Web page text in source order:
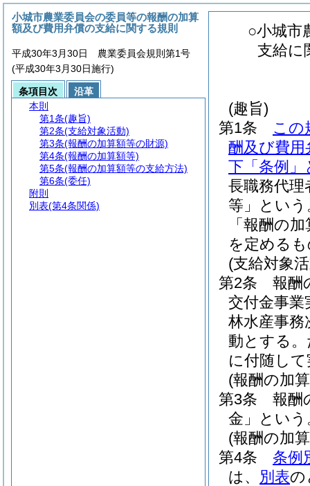
○小城市
支給に
(趣旨)
第1条
この
酬及び費
下「条例」
長職務代理
等」という
「報酬の
を定める
(支給対象
第2条
報酬
交付金事業
林水産事務
動とする。
に付随し
(報酬の加
第3条
報酬
金」という
(報酬の加
第4条
条例
は、 別表の
小城市農業委員会の委員等の報酬の加算
額及び費用弁償の支給に関する規則
平成30年3月30日 農業委員会規則第1号
(平成30年3月30日施行)
条項目次
沿革
本則
第1条(趣旨)
第2条(支給対象活動)
第3条(報酬の加算額等の財源)
第4条(報酬の加算額等)
第5条(報酬の加算額等の支給方法)
第6条(委任)
附則
別表(第4条関係)